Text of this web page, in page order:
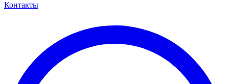
Контакты